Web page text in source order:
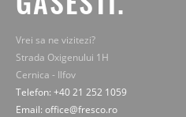
Vrei sa ne vizitezi?
Strada Oxigenului 1H
Cernica - Ilfov
Telefon: +40 21 252 1059
Email: office@fresco.ro